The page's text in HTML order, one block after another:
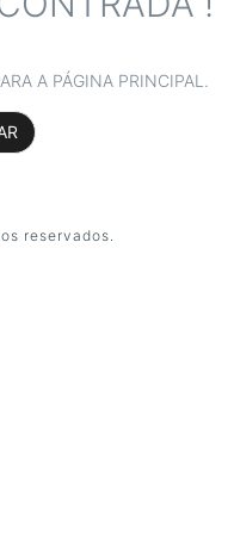
A PÁGINA PRINCIPAL.
reservados.